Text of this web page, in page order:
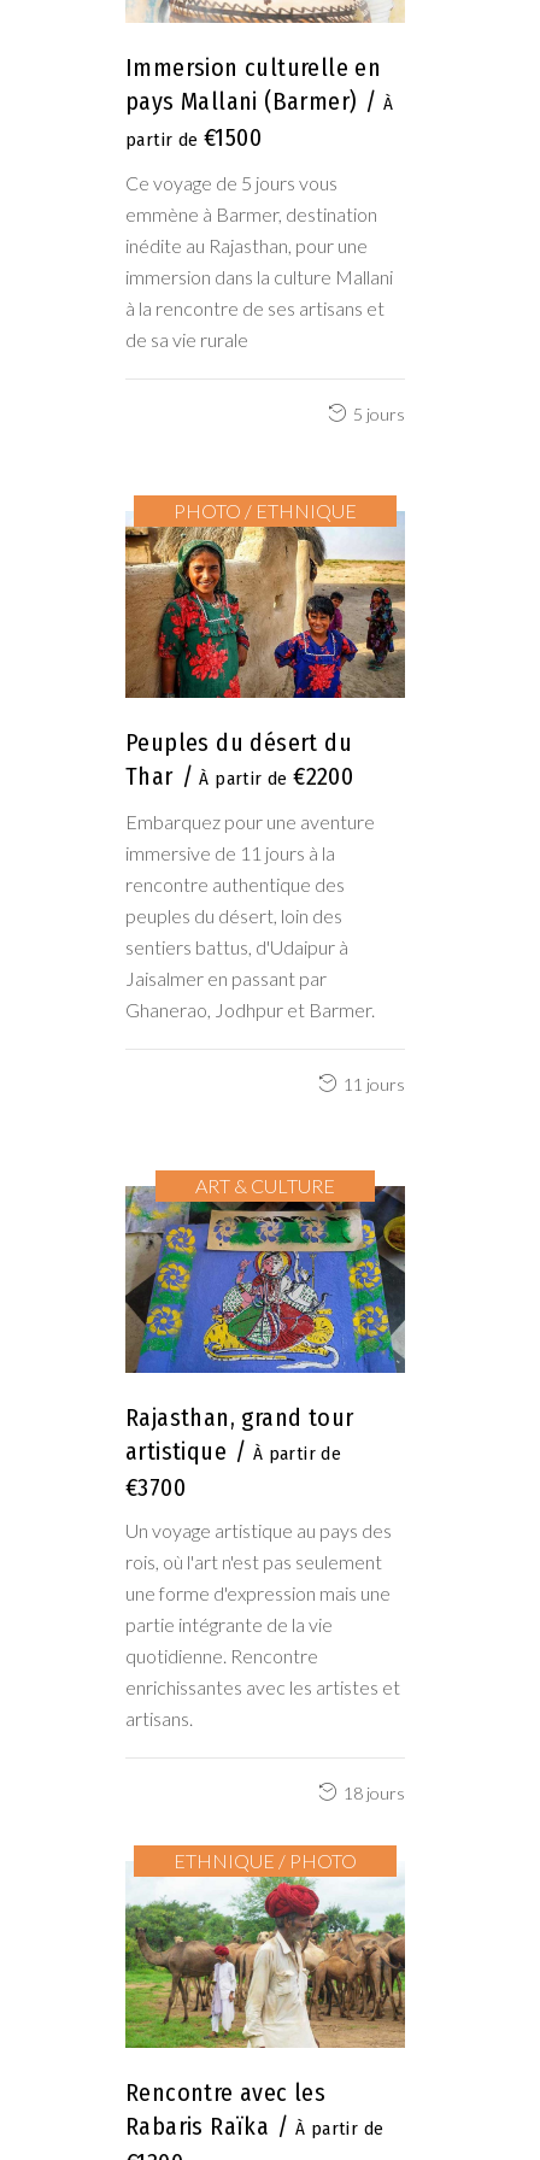
Immersion culturelle en
pays Mallani (Barmer)
€1500
Ce voyage de 5 jours vous
emmène à Barmer, destination
inédite au Rajasthan, pour une
immersion dans la culture Mallani
à la rencontre de ses artisans et
de sa vie rurale
5 jours
PHOTO / ETHNIQUE
Peuples du désert du
Thar
€2200
Embarquez pour une aventure
immersive de 11 jours à la
rencontre authentique des
peuples du désert, loin des
sentiers battus, d'Udaipur à
Jaisalmer en passant par
Ghanerao, Jodhpur et Barmer.
11 jours
ART & CULTURE
Rajasthan, grand tour
artistique
€3700
Un voyage artistique au pays des
rois, où l'art n'est pas seulement
une forme d'expression mais une
partie intégrante de la vie
quotidienne. Rencontre
enrichissantes avec les artistes et
artisans.
18 jours
ETHNIQUE / PHOTO
Rencontre avec les
Rabaris Raïka